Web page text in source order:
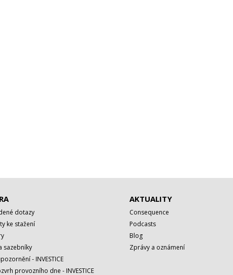
dotazy
ke stažení
sazebníky
- INVESTICE
provozního dne - INVESTICE
AKTUALITY
Consequence
Podcasts
Blog
Zprávy a oznámení